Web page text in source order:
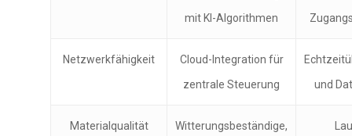
mit KI-Algorithmen
Netzwerkfähigkeit
Cloud-Integration für
zentrale Steuerung
und
Materialqualität Witterungsbeständige,